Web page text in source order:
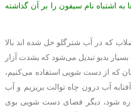
اشتباه نام سيفون را بر آن گذاشته‌
که در آب شترگلو حل شده اند بالا
بدبو تبديل می‌شود که بشدت آزار
که از دست شویی استفاده می‌کنیم،
آب درون چاه توالت بریزیم و آب
شود، ديگر فضای دست شویی بوی